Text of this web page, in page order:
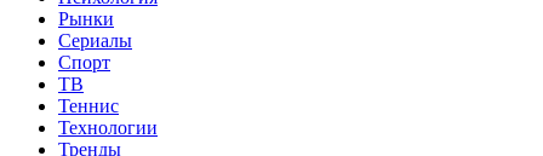
Рынки
Сериалы
Спорт
ТВ
Теннис
Технологии
Тренды